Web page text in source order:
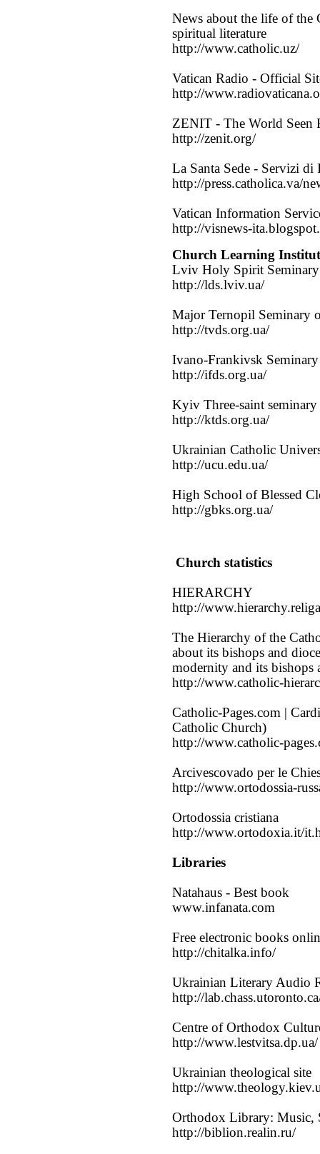
News about the life of the
spiritual literature
http://www.catholic.uz/
Vatican Radio - Official
http://
ZENIT - The World Seen
http://zenit.org/
La Santa Sede - Servizi di
http://press.catholica.va/
Vatican Information
http://visnews-
Church Learning
Lviv Holy Spirit Seminary
http://lds.lviv.ua/
Major Ternopil Seminary
http://tvds.org.ua/
Ivano-Frankivsk
http://ifds.org.ua/
Kyiv Three-saint seminary
http://ktds.org.ua/
Ukrainian Catholic
http://ucu.edu.ua/
High School of Blessed
http://gbks.org.ua/
Church statistics
HIERARCHY
http://
The Hierarchy of the
about its bishops and
modernity and its bishops
http://www.catholic-
Catholic-Pages.com |
Catholic Church)
http://www.catholic-
Arcivescovado per le
http://www.ortodossia-
Ortodossia cristiana
http://www.ortodoxia.it/
Libraries
Natahaus - Best book
www.infanata.com
Free electronic books
http://chitalka.info/
Ukrainian Literary Audio
http://
Centre of Orthodox
http://www.lestvitsa.dp.ua/
Ukrainian theological site
http://
Orthodox Library: Music,
http://biblion.realin.ru/